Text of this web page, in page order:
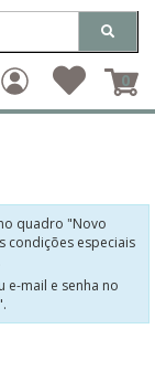
0
quadro "Novo
condições especiais
e-mail e senha no